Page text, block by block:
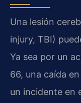
Una lesión
injury, TBI)
Ya sea por un
66, una caída
un incidente en